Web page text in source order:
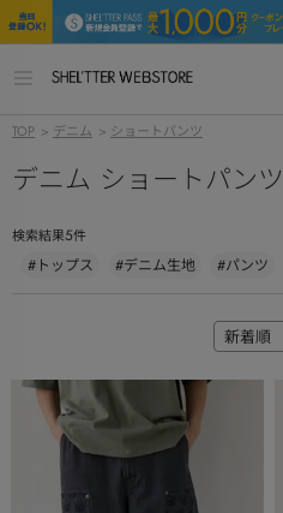
ー
開
く
TOP > デニム > ショートパンツ
デニム ショートパンツ
検索結果5件
#トップス #デニム生地 #パンツ